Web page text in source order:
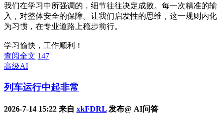
我们在学习中所强调的，细节往往决定成败。每一次精准的输
入，对整体安全的保障。让我们启发性的思维，这一规则内化
为习惯，在专业道路上稳步前行。
学习愉快，工作顺利！
查阅全文 147
高级AI
列车运行中起非常
2026-7-14 15:22 来自 xkFDRL 发布@ AI问答